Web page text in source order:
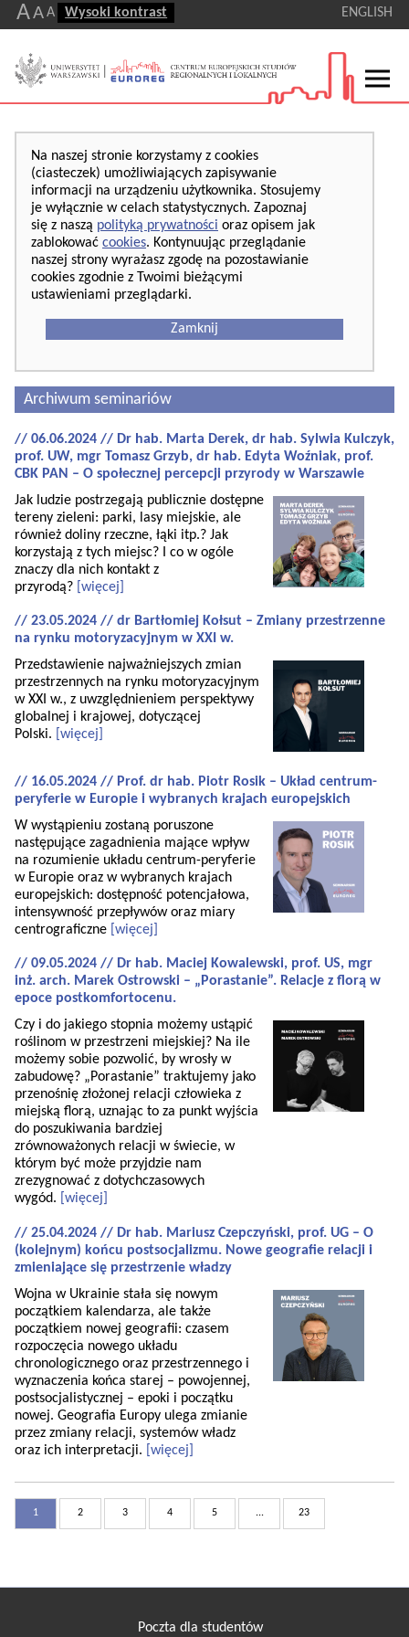
AA A Wysoki kontrast ENGLISH
Na naszej stronie korzystamy z cookies
(ciasteczek) umożliwiających zapisywanie
informacji na urządzeniu użytkownika. Stosujemy
je wyłącznie w celach statystycznych. Zapoznaj
się z naszą polityką prywatności oraz opisem jak
zablokować cookies. Kontynuując przeglądanie
naszej strony wyrażasz zgodę na pozostawianie
cookies zgodnie z Twoimi bieżącymi
ustawieniami przeglądarki.
Zamknij
Archiwum seminariów
// 06.06.2024 // Dr hab. Marta Derek, dr hab. Sylwia Kulczyk,
prof. UW, mgr Tomasz Grzyb, dr hab. Edyta Woźniak, prof.
CBK PAN – O społecznej percepcji przyrody w Warszawie
Jak ludzie postrzegają publicznie dostępne
tereny zieleni: parki, lasy miejskie, ale
również doliny rzeczne, łąki itp.? Jak
korzystają z tych miejsc? I co w ogóle
znaczy dla nich kontakt z
przyrodą? [więcej]
// 23.05.2024 // dr Bartłomiej Kołsut – Zmiany przestrzenne
na rynku motoryzacyjnym w XXI w.
Przedstawienie najważniejszych zmian
przestrzennych na rynku motoryzacyjnym
w XXI w., z uwzględnieniem perspektywy
globalnej i krajowej, dotyczącej
Polski.
[więcej]
// 16.05.2024 // Prof. dr hab. Piotr Rosik – Układ centrum-
peryferie w Europie i wybranych krajach europejskich
W wystąpieniu zostaną poruszone
następujące zagadnienia mające wpływ
na rozumienie układu centrum-peryferie
w Europie oraz w wybranych krajach
europejskich: dostępność potencjałowa,
intensywność przepływów oraz miary
centrograficzne [więcej]
// 09.05.2024 // Dr hab. Maciej Kowalewski, prof. US, mgr
inż. arch. Marek Ostrowski – „Porastanie”. Relacje z florą w
epoce postkomfortocenu.
Czy i do jakiego stopnia możemy ustąpić
roślinom w przestrzeni miejskiej? Na ile
możemy sobie pozwolić, by wrosły w
zabudowę? „Porastanie” traktujemy jako
przenośnię złożonej relacji człowieka z
miejską florą, uznając to za punkt wyjścia
do poszukiwania bardziej
zrównoważonych relacji w świecie, w
którym być może przyjdzie nam
zrezygnować z dotychczasowych
wygód.
[więcej]
// 25.04.2024 // Dr hab. Mariusz Czepczyński, prof. UG – O
(kolejnym) końcu postsocjalizmu. Nowe geografie relacji i
zmieniające się przestrzenie władzy
Wojna w Ukrainie stała się nowym
początkiem kalendarza, ale także
początkiem nowej geografii: czasem
rozpoczęcia nowego układu
chronologicznego oraz przestrzennego i
wyznaczenia końca starej – powojennej,
postsocjalistycznej – epoki i początku
nowej. Geografia Europy ulega zmianie
przez zmiany relacji, systemów władz
oraz ich interpretacji.
[więcej]
1 2 3 4 5 ... 23
Poczta dla studentów